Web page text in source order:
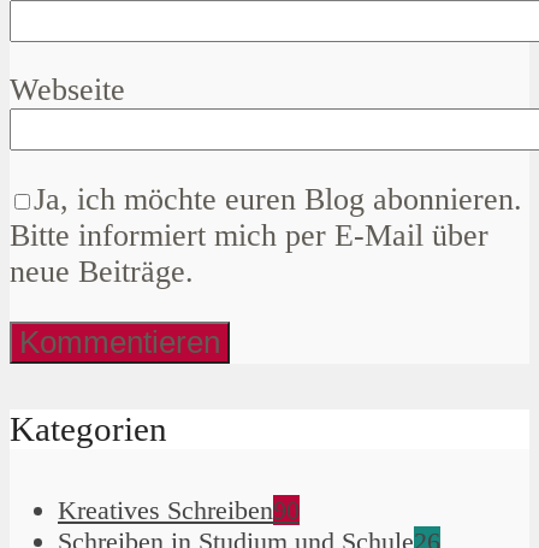
Webseite
Ja, ich möchte euren Blog abonnieren.
Bitte informiert mich per E-Mail über
neue Beiträge.
Kategorien
Kreatives Schreiben90
Schreiben in Studium und Schule26